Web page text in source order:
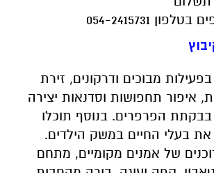
מבוכים ודרקונים, זירת
איפור תחפושות וסדנאות יצירה
בבקתת הפרפרים. בנוסף תוכלו
של אמנים מקומיים, מתחם
קפה ועוגה, בירה מהחבית
מודרך
בשעות 12:00, 14:00 בין